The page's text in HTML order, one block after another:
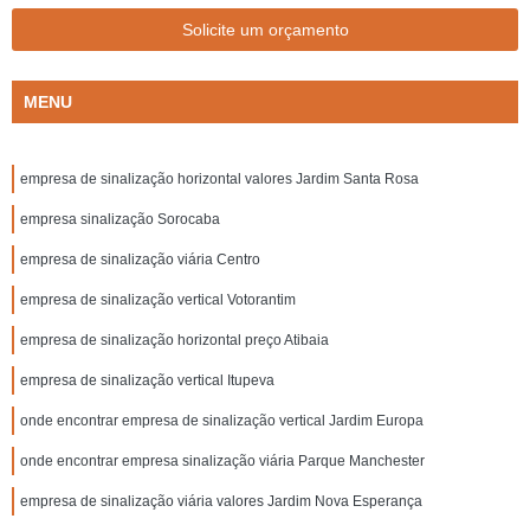
Solicite um orçamento
MENU
empresa de sinalização horizontal valores Jardim Santa Rosa
empresa sinalização Sorocaba
empresa de sinalização viária Centro
empresa de sinalização vertical Votorantim
empresa de sinalização horizontal preço Atibaia
empresa de sinalização vertical Itupeva
onde encontrar empresa de sinalização vertical Jardim Europa
onde encontrar empresa sinalização viária Parque Manchester
empresa de sinalização viária valores Jardim Nova Esperança